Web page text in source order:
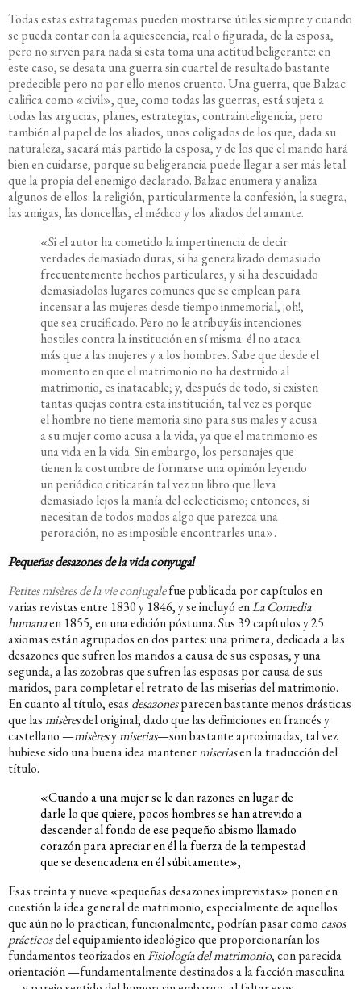
Todas estas estratagemas pueden mostrarse útiles siempre y cuando
se pueda contar con la aquiescencia, real o figurada, de la esposa,
pero no sirven para nada si esta toma una actitud beligerante: en
este caso, se desata una guerra sin cuartel de resultado bastante
predecible pero no por ello menos cruento. Una guerra, que Balzac
califica como «civil», que, como todas las guerras, está sujeta a
todas las argucias, planes, estrategias, contrainteligencia, pero
también al papel de los aliados, unos coligados de los que, dada su
naturaleza, sacará más partido la esposa, y de los que el marido hará
bien en cuidarse, porque su beligerancia puede llegar a ser más letal
que la propia del enemigo declarado. Balzac enumera y analiza
algunos de ellos: la religión, particularmente la confesión, la suegra,
las amigas, las doncellas, el médico y los aliados del amante.
«Si el autor ha cometido la impertinencia de decir
verdades demasiado duras, si ha generalizado demasiado
frecuentemente hechos particulares, y si ha descuidado
demasiadolos lugares comunes que se emplean para
incensar a las mujeres desde tiempo inmemorial, ¡oh!,
que sea crucificado. Pero no le atribuyáis intenciones
hostiles contra la institución en sí misma: él no ataca
más que a las mujeres y a los hombres. Sabe que desde el
momento en que el matrimonio no ha destruido al
matrimonio, es inatacable; y, después de todo, si existen
tantas quejas contra esta institución, tal vez es porque
el hombre no tiene memoria sino para sus males y acusa
a su mujer como acusa a la vida, ya que el matrimonio es
una vida en la vida. Sin embargo, los personajes que
tienen la costumbre de formarse una opinión leyendo
un periódico criticarán tal vez un libro que lleva
demasiado lejos la manía del eclecticismo; entonces, si
necesitan de todos modos algo que parezca una
peroración, no es imposible encontrarles una».
Pequeñas desazones de la vida conyugal
Petites misères de la vie conjugalefue publicada por capítulos en
varias revistas entre 1830 y 1846, y se incluyó enLa Comedia
humanaen 1855, en una edición póstuma. Sus 39 capítulos y 25
axiomas están agrupados en dos partes: una primera, dedicada a las
desazones que sufren los maridos a causa de sus esposas, y una
segunda, a las zozobras que sufren las esposas por causa de sus
maridos, para completar el retrato de las miserias del matrimonio.
En cuanto al título, esas desazonesparecen bastante menos drásticas
que lasmisèresdel original; dado que las definiciones en francés y
castellano —misèresymiserias—son bastante aproximadas, tal vez
hubiese sido una buena idea mantenermiseriasen la traducción del
título.
«Cuando a una mujer se le dan razones en lugar de
darle lo que quiere, pocos hombres se han atrevido a
descender al fondo de ese pequeño abismo llamado
corazón para apreciar en él la fuerza de la tempestad
que se desencadena en él súbitamente»,
Esas treinta y nueve «pequeñas desazones imprevistas» ponen en
cuestión la idea general de matrimonio, especialmente de aquellos
que aún no lo practican; funcionalmente, podrían pasar como casos
prácticosdel equipamiento ideológico que proporcionarían los
fundamentos teorizados enFisiología del matrimonio, con parecida
orientación —fundamentalmente destinados a la facción masculina